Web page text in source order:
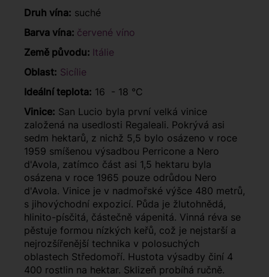
Druh vína: suché
Barva vína: červené víno
Země původu: Itálie
Oblast: Sicílie
Ideální teplota: 16 - 18 °C
Vinice: San Lucio byla první velká vinice
založená na usedlosti Regaleali. Pokrývá asi
sedm hektarů, z nichž 5,5 bylo osázeno v roce
1959 smíšenou výsadbou Perricone a Nero
d'Avola, zatímco část asi 1,5 hektaru byla
osázena v roce 1965 pouze odrůdou Nero
d'Avola. Vinice je v nadmořské výšce 480 metrů,
s jihovýchodní expozicí. Půda je žlutohnědá,
hlinito-písčitá, částečně vápenitá. Vinná réva se
pěstuje formou nízkých keřů, což je nejstarší a
nejrozšířenější technika v polosuchých
oblastech Středomoří. Hustota výsadby činí 4
400 rostlin na hektar. Sklizeň probíhá ručně.